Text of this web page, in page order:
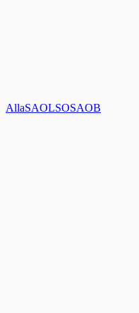
AllaSAOLSOSAOB